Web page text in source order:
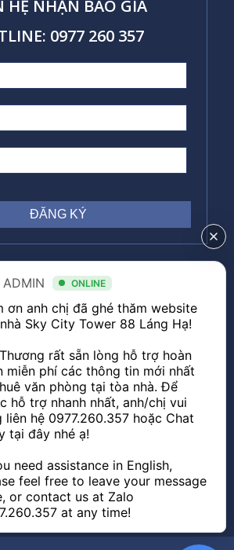
HỆ NHẬN BÁO GIÁ
0977 260 357
City văn phòng cho thuê nổi bật tại Đống Đa
- 10:00 am
văn phòng The Lancaster theo diện tích
- 3:51 am
văn phòng Sunwah Tower
2018 - 3:48 am
ADMIN ONLINE
ơn anh chị đã ghé thăm website
Sky City Tower 88 Láng Hạ!
rất sẵn lòng hỗ trợ hoàn
miễn phí các thông tin mới nhất
văn phòng tại tòa nhà. Để
hỗ trợ nhanh nhất, anh/chị vui
liên hệ 0977.260.357 hoặc Chat
tại đây nhé ạ!
need assistance in English,
feel free to leave your message
at any time!